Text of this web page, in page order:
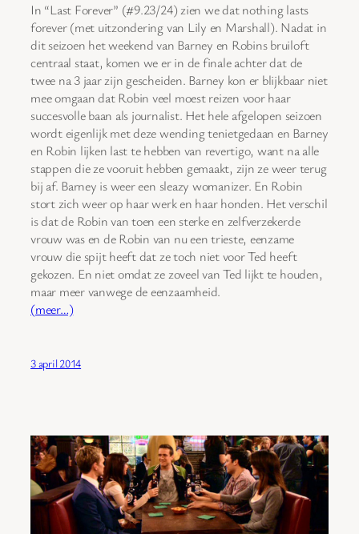
In “Last Forever” (#9.23/24) zien we dat nothing lasts
forever (met uitzondering van Lily en Marshall). Nadat in
dit seizoen het weekend van Barney en Robins bruiloft
centraal staat, komen we er in de finale achter dat de
twee na 3 jaar zijn gescheiden. Barney kon er blijkbaar niet
mee omgaan dat Robin veel moest reizen voor haar
succesvolle baan als journalist. Het hele afgelopen seizoen
wordt eigenlijk met deze wending tenietgedaan en Barney
en Robin lijken last te hebben van revertigo, want na alle
stappen die ze vooruit hebben gemaakt, zijn ze weer terug
bij af. Barney is weer een sleazy womanizer. En Robin
stort zich weer op haar werk en haar honden. Het verschil
is dat de Robin van toen een sterke en zelfverzekerde
vrouw was en de Robin van nu een trieste, eenzame
vrouw die spijt heeft dat ze toch niet voor Ted heeft
gekozen. En niet omdat ze zoveel van Ted lijkt te houden,
maar meer vanwege de eenzaamheid.
(meer…)
3 april 2014